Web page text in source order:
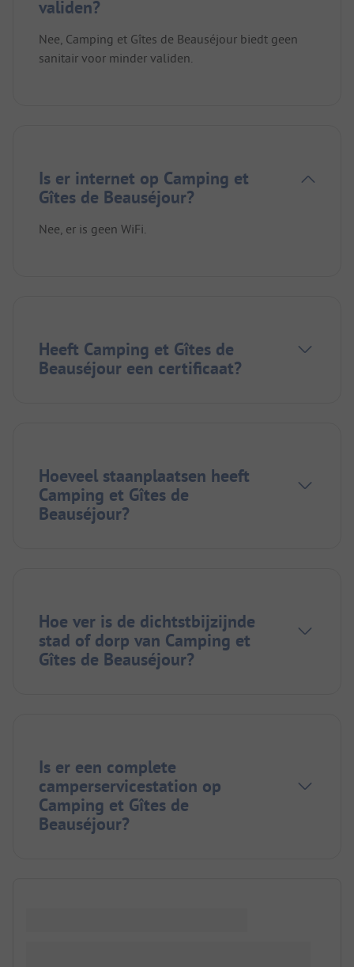
validen?
Nee, Camping et Gîtes de Beauséjour biedt geen
sanitair voor minder validen.
Is er internet op Camping et
Gîtes de Beauséjour?
Nee, er is geen WiFi.
Heeft Camping et Gîtes de
Beauséjour een certificaat?
Hoeveel staanplaatsen heeft
Camping et Gîtes de
Beauséjour?
Hoe ver is de dichtstbijzijnde
stad of dorp van Camping et
Gîtes de Beauséjour?
Is er een complete
camperservicestation op
Camping et Gîtes de
Beauséjour?